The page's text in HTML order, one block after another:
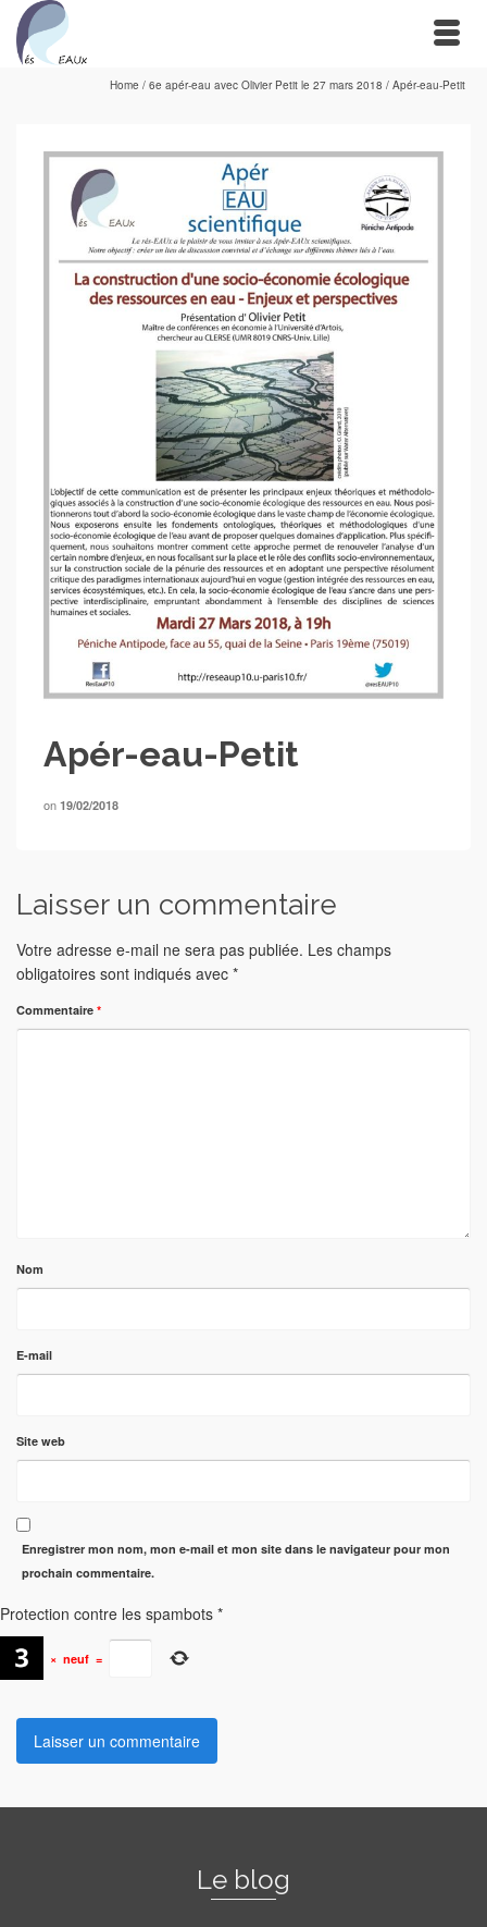
Home / 6e apér-eau avec Olivier Petit le 27 mars 2018 / Apér-eau-Petit
Apér-eau-Petit
on 19/02/2018
Laisser un commentaire
Votre adresse e-mail ne sera pas publiée. Les champs
obligatoires sont indiqués avec *
Commentaire *
Nom
E-mail
Site web
Enregistrer mon nom, mon e-mail et mon site dans le navigateur pour mon
prochain commentaire.
Protection contre les spambots *
× neuf =
Le blog